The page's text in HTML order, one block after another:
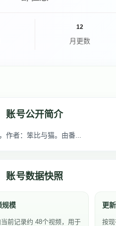
12
月更数
账号公开简介
作者：笨比与猫。由番...
账号数据快照
规模
前记录约 48个视频，用于
更
按现